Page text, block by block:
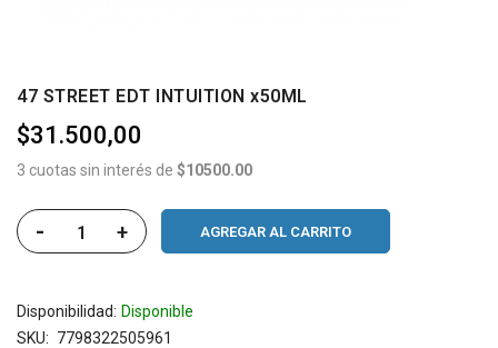
47 STREET EDT INTUITION x50ML
$31.500,00
3 cuotas sin interés de $10500.00
- + AGREGAR AL CARRITO
Disponibilidad: Disponible
SKU
7798322505961